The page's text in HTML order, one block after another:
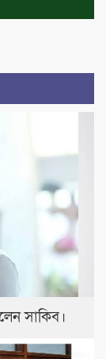
সাকিব।